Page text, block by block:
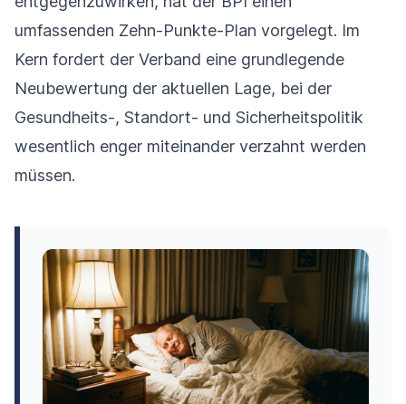
umfassenden Zehn-Punkte-Plan vorgelegt. Im
Kern fordert der Verband eine grundlegende
Neubewertung der aktuellen Lage, bei der
Gesundheits-, Standort- und Sicherheitspolitik
wesentlich enger miteinander verzahnt werden
müssen.